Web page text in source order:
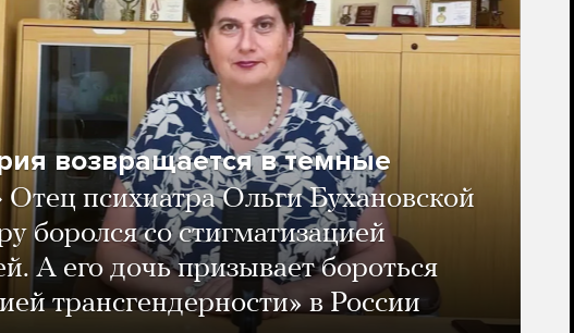
возвращается в темные
Отец психиатра Ольги Бухановской
боролся со стигматизацией
А его дочь призывает бороться
трансгендерности» в России